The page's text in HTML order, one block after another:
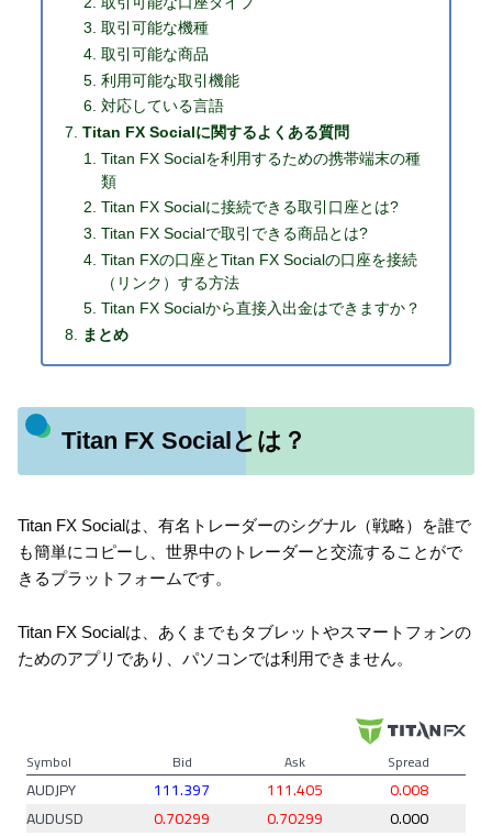
取引可能な機種
取引可能な商品
利用可能な取引機能
対応している言語
Titan FX Socialに関するよくある質問
Titan FX Socialを利用するための携帯端末の種
類
Titan FX Socialに接続できる取引口座とは?
Titan FX Socialで取引できる商品とは?
Titan FXの口座とTitan FX Socialの口座を接続
（リンク）する方法
Titan FX Socialから直接入出金はできますか？
まとめ
Titan FX Socialとは？
Titan FX Socialは、有名トレーダーのシグナル（戦略）を誰で
も簡単にコピーし、世界中のトレーダーと交流することがで
きるプラットフォームです。
Titan FX Socialは、あくまでもタブレットやスマートフォンの
ためのアプリであり、パソコンでは利用できません。